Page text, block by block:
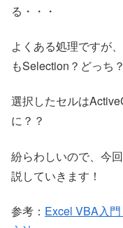
る・・・
よくある処理ですが
もSelection？どっち？
選択したセルは
に？？
紛らわしいので、今
説していきます！
参考： Excel VBA入